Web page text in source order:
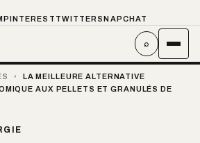
PINTEREST TWITTER SNAPCHAT
⌕
›
LA MEILLEURE ALTERNATIVE
AUX PELLETS ET GRANULÉS DE